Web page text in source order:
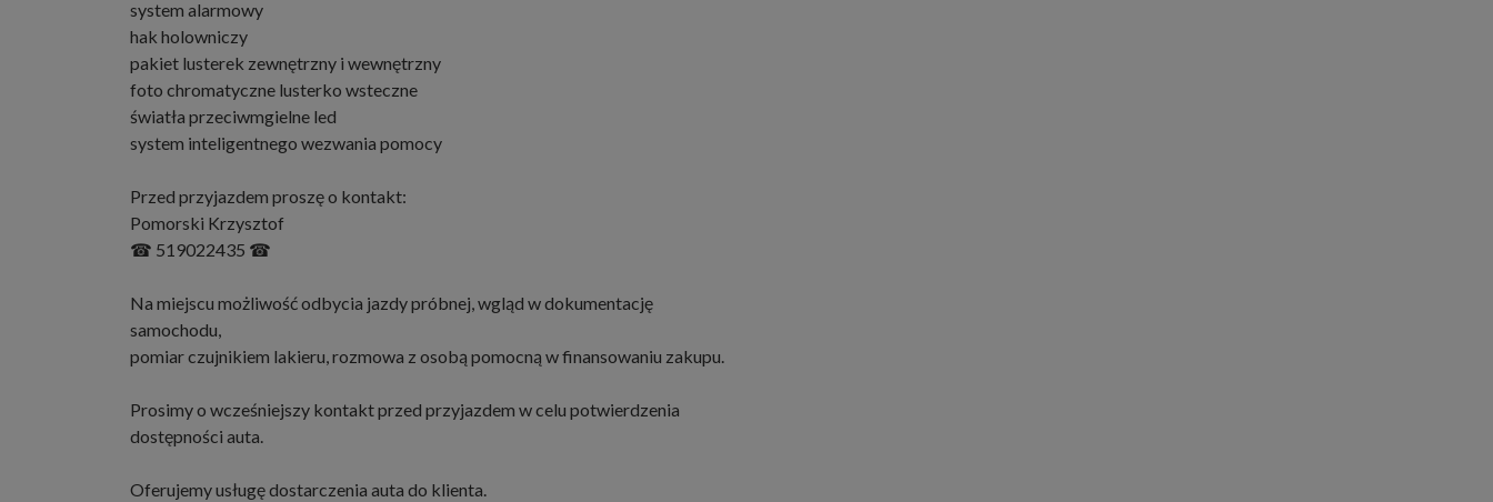
system alarmowy
hak holowniczy
pakiet lusterek zewnętrzny i wewnętrzny
foto chromatyczne lusterko wsteczne
światła przeciwmgielne led
system inteligentnego wezwania pomocy
Przed przyjazdem proszę o kontakt:
Pomorski Krzysztof
☎ 519022435 ☎
Na miejscu możliwość odbycia jazdy próbnej, wgląd w dokumentację
samochodu,
pomiar czujnikiem lakieru, rozmowa z osobą pomocną w finansowaniu zakupu.
Prosimy o wcześniejszy kontakt przed przyjazdem w celu potwierdzenia
dostępności auta.
Oferujemy usługę dostarczenia auta do klienta.